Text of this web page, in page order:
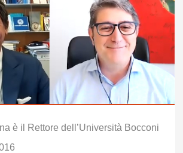
è il Rettore dell’Università Bocconi